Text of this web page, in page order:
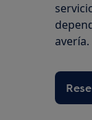
avería.